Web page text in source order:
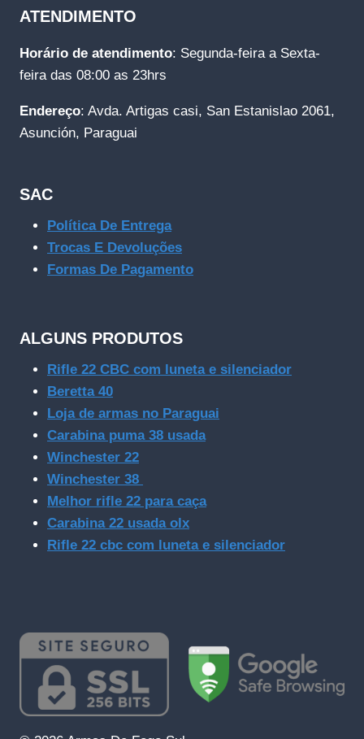
ATENDIMENTO
Horário de atendimento: Segunda-feira a Sexta-
feira das 08:00 as 23hrs
Endereço: Avda. Artigas casi, San Estanislao 2061,
Asunción, Paraguai
SAC
Política De Entrega
Trocas E Devoluções
Formas De Pagamento
ALGUNS PRODUTOS
Rifle 22 CBC com luneta e silenciador
Beretta 40
Loja de armas no Paraguai
Carabina puma 38 usada
Winchester 22
Winchester 38
Melhor rifle 22 para caça
Carabina 22 usada olx
Rifle 22 cbc com luneta e silenciador